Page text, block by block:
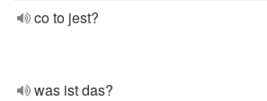
co to jest?
was ist das?